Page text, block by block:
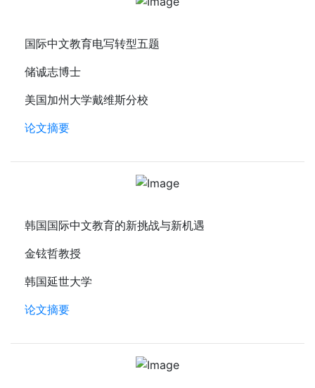
国际中文教育电写转型五题
储诚志博士
美国加州大学戴维斯分校
论文摘要
韩国国际中文教育的新挑战与新机遇
金铉哲教授
韩国延世大学
论文摘要